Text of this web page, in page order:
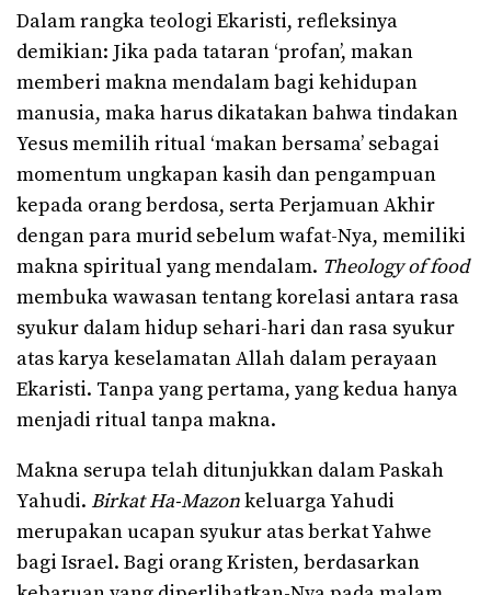
Dalam rangka teologi Ekaristi, refleksinya
demikian: Jika pada tataran ‘profan’, makan
memberi makna mendalam bagi kehidupan
manusia, maka harus dikatakan bahwa tindakan
Yesus memilih ritual ‘makan bersama’ sebagai
momentum ungkapan kasih dan pengampuan
kepada orang berdosa, serta Perjamuan Akhir
dengan para murid sebelum wafat-Nya, memiliki
makna spiritual yang mendalam. Theology of food
membuka wawasan tentang korelasi antara rasa
syukur dalam hidup sehari-hari dan rasa syukur
atas karya keselamatan Allah dalam perayaan
Ekaristi. Tanpa yang pertama, yang kedua hanya
menjadi ritual tanpa makna.
Makna serupa telah ditunjukkan dalam Paskah
Yahudi. Birkat Ha-Mazonkeluarga Yahudi
merupakan ucapan syukur atas berkat Yahwe
bagi Israel. Bagi orang Kristen, berdasarkan